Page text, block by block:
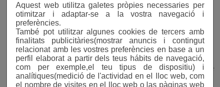
Aquest web utilitza galetes pròpies necessaries per
otimitzar i adaptar-se a la vostra navegació i
preferències.
També pot utilitzar algunes cookies de tercers amb
finalitats publicitàries(mostrar anuncis i contingut
relacionat amb les vostres preferències en base a un
perfil elaborat a partir dels teus hábits de navegació,
com per exemple,el teu tipus de dispositiu) i
analítiques(medició de l'actividad en el lloc web, com
el nombre de visites en el lloc web o las pàginas web
Fig. 902
Volant d'Alumini "3 nervis". Sota demanda es
poden lliurar pintats, matisats, brillants. Disponible
en 5 models de diferents mides.